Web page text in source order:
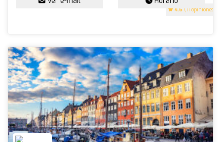
4.6 (11 opiniones)